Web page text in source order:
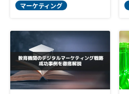
マーケティング